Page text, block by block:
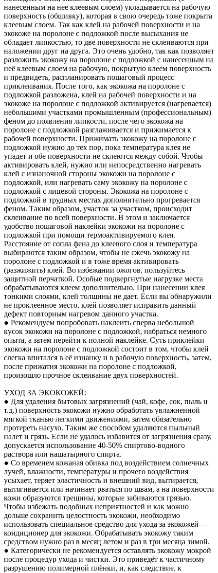
нанесенным на нее клеевым слоем) укладывается на рабочую
поверхность (обшивку), которая в свою очередь тоже покрыта
клеевым слоем. Так как клей на рабочей поверхности и на
экокоже на поролоне с подложкой после высыхания не
обладает липкостью, то две поверхности не склеиваются при
наложении друг на друга. Это очень удобно, так как позволяет
разложить экокожу на поролоне с подложкой с нанесенным на
неё клеевым слоем на рабочую, покрытую клеем поверхность
и предвидеть, распланировать пошаговый процесс
приклеивания. После того, как экокожа на поролоне с
подложкой разложена, клей на рабочей поверхности и на
экокоже на поролоне с подложкой активируется (нагревается)
небольшими участками промышленным (профессиональным)
феном до появления липкости, после чего экокожа на
поролоне с подложкой разглаживается и прижимается к
рабочей поверхности. Прижимать экокожу на поролоне с
подложкой нужно до тех пор, пока температура клея не
упадет и обе поверхности не склеются между собой. Чтобы
активировать клей, нужно или непосредственно нагревать
клей с изнаночной стороны экокожи на поролоне с
подложкой, или нагревать саму экокожу на поролоне с
подложкой с лицевой стороны. Экокожа на поролоне с
подложкой в трудных местах дополнительно прогревается
феном. Таким образом, участок за участком, происходит
склеивание по всей поверхности. В этом и заключается
удобство пошаговой наклейки экокожи на поролоне с
подложкой при помощи термоактивируемого клея.
Расстояние от сопла фена до клеевого слоя и температура
выбираются таким образом, чтобы не сжечь экокожу на
поролоне с подложкой и в тоже время активировать
(разжижить) клей. Во избежании ожогов, пользуйтесь
защитной перчаткой. Особые подвергнутые нагрузке места
обрабатываются клеем дополнительно. При нанесении клея
тонкими слоями, клей толщины не дает. Если вы обнаружили
не проклеенное место, клей позволяет исправить данный
дефект повторным нагревом данного участка.
● Рекомендуем попробовать наклеить сперва небольшой
кусок экокожи на поролоне с подложкой, набраться немного
опыта, а затем перейти к полной наклейке. Суть приклейки
экокожи на поролоне с подложкой состоит в том, чтобы клей
слегка впитался в её изнанку и в рабочую поверхность, затем,
после прижатия экокожи на поролоне с подложкой,
произошло прочное склеивание двух поверхностей.
УХОД ЗА ЭКОКОЖЕЙ:
● Для удаления бытовых загрязнений (чай, кофе, сок, пыль и
т.д.) поверхность экокожи нужно обработать увлажненной
мягкой тканью легкими движениями, затем обязательно
протереть насухо. Таким же способом удаляются пыльный
налет и грязь. Если не удалось избавится от загрязнения сразу,
допускается использование 40-50% спиртово-водного
раствора или нашатырного спирта.
● Со временем кожаная обивка под воздействием солнечных
лучей, влажности, температуры и прочего воздействия
усыхает, теряет эластичность и внешний вид, вытирается,
вытягивается или начинает рваться по швам, а на поверхности
кожи образуются трещины, которые забиваются грязью.
Чтобы избежать подобных неприятностей и как можно
дольше сохранить целостность экокожи, необходимо
использовать специальное средство для ухода за экокожей —
кондиционер для экокожи. Обрабатывать экокожу таким
средством нужно раз в месяц летом и раз в три месяца зимой.
● Категорически не рекомендуется оставлять экокожу мокрой
после процедур ухода и чистки. Это приведёт к частичному
разрушению полимерной плёнки, и, как следствие, к